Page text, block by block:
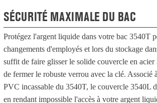
SÉCURITÉ MAXIMALE DU BAC
Protégez l'argent liquide dans votre bac 3540T
changements d'employés et lors du stockage
suffit de faire glisser le solide couvercle en acier
de fermer le robuste verrou avec la clé. Associé
PVC incassable du 3540T, le couvercle 3540L
en rendant impossible l'accès à votre argent